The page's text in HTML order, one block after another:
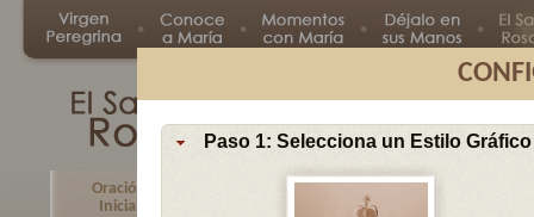
Paso 1: Selecciona un Estilo Gráfico
Oración
Inicial
Misterio